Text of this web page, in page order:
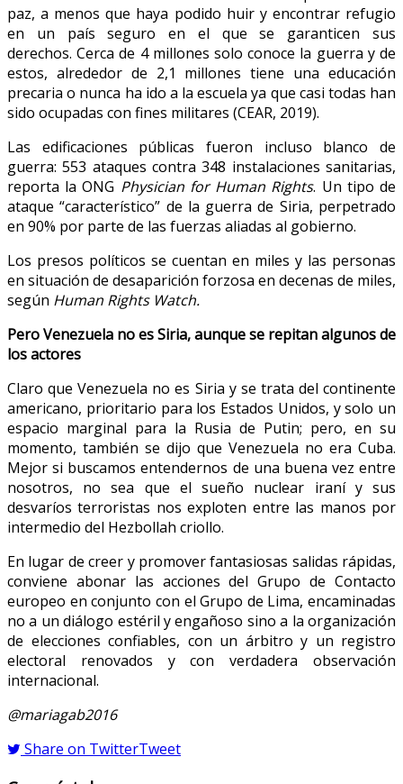
paz, a menos que haya podido huir y encontrar refugio
en un país seguro en el que se garanticen sus
derechos. Cerca de 4 millones solo conoce la guerra y de
estos, alrededor de 2,1 millones tiene una educación
precaria o nunca ha ido a la escuela ya que casi todas han
sido ocupadas con fines militares (CEAR, 2019).
Las edificaciones públicas fueron incluso blanco de
guerra: 553 ataques contra 348 instalaciones sanitarias,
reporta la ONG Physician for Human Rights. Un tipo de
ataque “característico” de la guerra de Siria, perpetrado
en 90% por parte de las fuerzas aliadas al gobierno.
Los presos políticos se cuentan en miles y las personas
en situación de desaparición forzosa en decenas de miles,
según Human Rights Watch.
Pero Venezuela no es Siria, aunque se repitan algunos de
los actores
Claro que Venezuela no es Siria y se trata del continente
americano, prioritario para los Estados Unidos, y solo un
espacio marginal para la Rusia de Putin; pero, en su
momento, también se dijo que Venezuela no era Cuba.
Mejor si buscamos entendernos de una buena vez entre
nosotros, no sea que el sueño nuclear iraní y sus
desvaríos terroristas nos exploten entre las manos por
intermedio del Hezbollah criollo.
En lugar de creer y promover fantasiosas salidas rápidas,
conviene abonar las acciones del Grupo de Contacto
europeo en conjunto con el Grupo de Lima, encaminadas
no a un diálogo estéril y engañoso sino a la organización
de elecciones confiables, con un árbitro y un registro
electoral renovados y con verdadera observación
internacional.
@mariagab2016
Share on TwitterTweet